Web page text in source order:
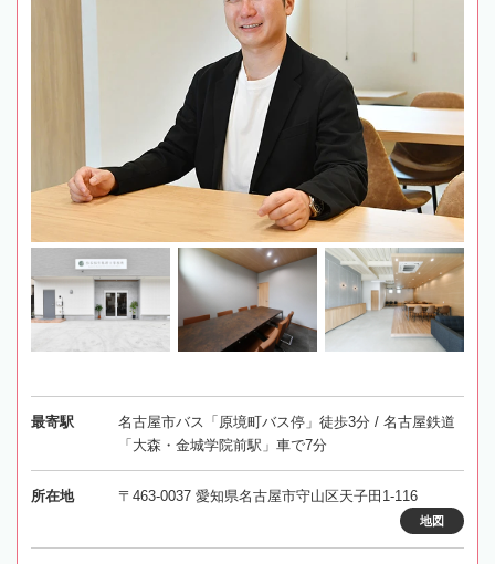
最寄駅
名古屋市バス「原境町バス停」徒歩3分 / 名古屋鉄道
「大森・金城学院前駅」車で7分
所在地 〒463-0037 愛知県名古屋市守山区天子田1-116
地図